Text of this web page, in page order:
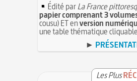
Édité parLa France
papier comprenant 3
cousu) ET enversion
une table thématique
►
Les Plus